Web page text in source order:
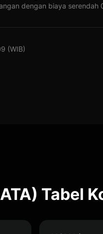
dengan biaya serendah
(WIB)
Tabel